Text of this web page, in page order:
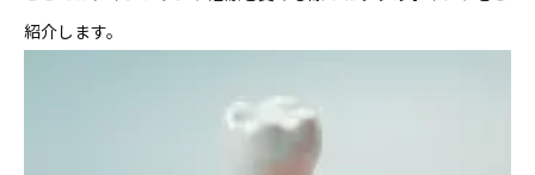
紹介します。